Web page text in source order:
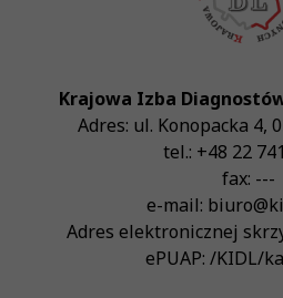
Krajowa Izba
Adres: ul. Konopacka 4,
tel.: +48 22
fax: ---
e-mail:
Adres elektronicznej
ePUAP: /KIDL/